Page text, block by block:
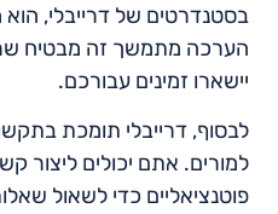
בסטנדרטים של דרייבלי,
הערכה מתמשך זה מבטיח
יישארו זמינים עבורכם.
לבסוף, דרייבלי תומכת
למורים. אתם יכולים ליצור
פוטנציאליים כדי לשאול